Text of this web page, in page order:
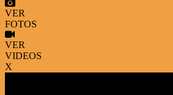
VER
FOTOS
VER
VIDEOS
X